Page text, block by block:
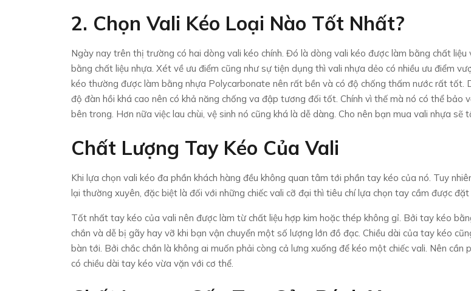
2. Chọn Vali Kéo Loại Nào Tốt Nhất?
Ngày nay trên thị trường có hai dòng vali kéo chính. Đó là dòng vali kéo được làm bằng chất liệu
bằng chất liệu nhựa. Xét về ưu điểm cũng như sự tiện dụng thì vali nhựa dẻo có nhiều ưu điểm
kéo thường được làm bằng nhựa Polycarbonate nên rất bền và có độ chống thấm nước rất tốt.
độ đàn hồi khá cao nên có khả năng chống va đập tương đối tốt. Chính vì thế mà nó có thể bảo
bên trong. Hơn nữa việc lau chùi, vệ sinh nó cũng khá là dễ dàng. Cho nên bạn mua vali nhựa sẽ
Chất Lượng Tay Kéo Của Vali
Khi lựa chọn vali kéo đa phần khách hàng đều không quan tâm tới phần tay kéo của nó. Tuy
lại thường xuyên, đặc biệt là đối với những chiếc vali cỡ đại thì tiêu chí lựa chọn tay cầm được đặt
Tốt nhất tay kéo của vali nên được làm từ chất liệu hợp kim hoặc thép không gỉ. Bởi tay kéo
chắn và dễ bị gãy hay vỡ khi bạn vận chuyển một số lượng lớn đồ đạc. Chiều dài của tay kéo
bàn tới. Bởi chắc chắn là không ai muốn phải còng cả lưng xuống để kéo một chiếc vali. Nên cần
có chiều dài tay kéo vừa vặn với cơ thể.